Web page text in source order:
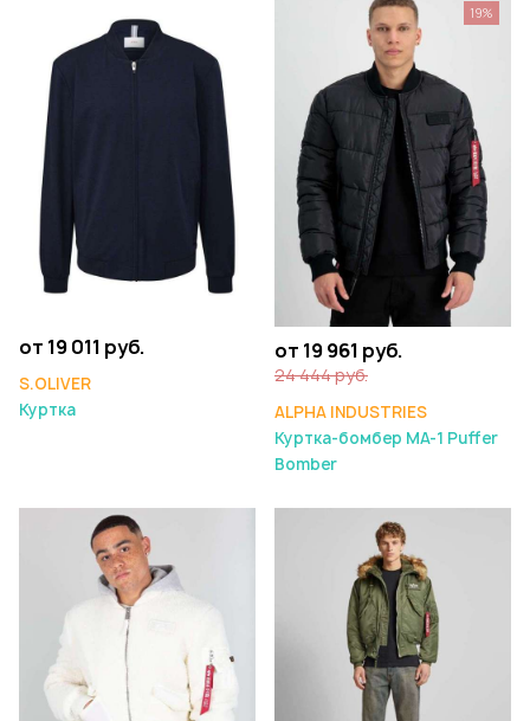
от 19 011 руб.
S.OLIVER
Куртка
от 19 961 руб.
24 444 руб.
ALPHA INDUSTRIES
Куртка-бомбер MA-1 Puffer
Bomber
19%